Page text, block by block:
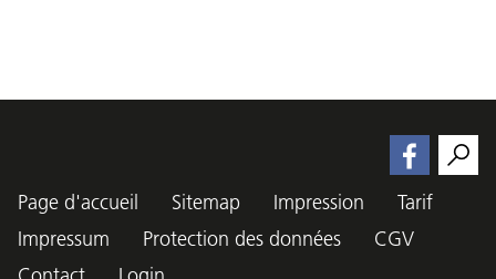
Page d'accueil Sitemap Impression
Tarif
Impressum
Protection des données
CGV